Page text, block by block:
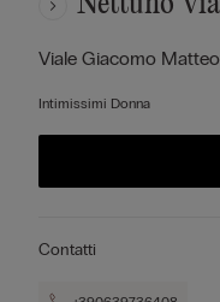
Viale Giacomo
Intimissimi Donna
Contatti